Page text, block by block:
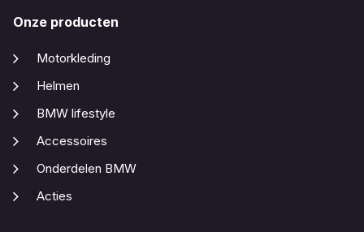
Onze producten
Motorkleding
Helmen
BMW lifestyle
Accessoires
Onderdelen BMW
Acties